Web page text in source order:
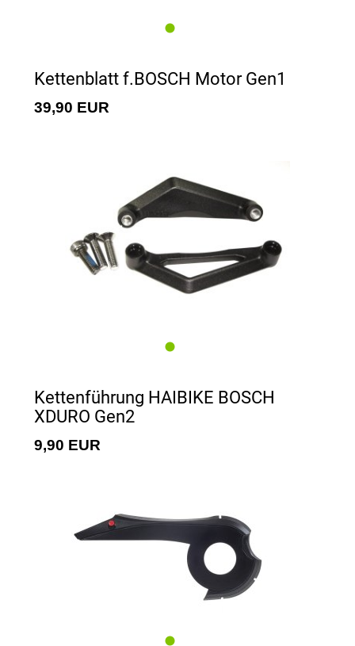
Kettenblatt f.BOSCH Motor Gen1
39,90 EUR
Kettenführung HAIBIKE BOSCH
XDURO Gen2
9,90 EUR